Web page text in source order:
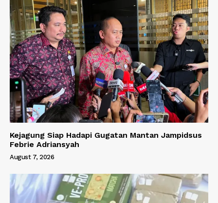
Kejagung Siap Hadapi Gugatan Mantan Jampidsus
Febrie Adriansyah
August 7, 2026